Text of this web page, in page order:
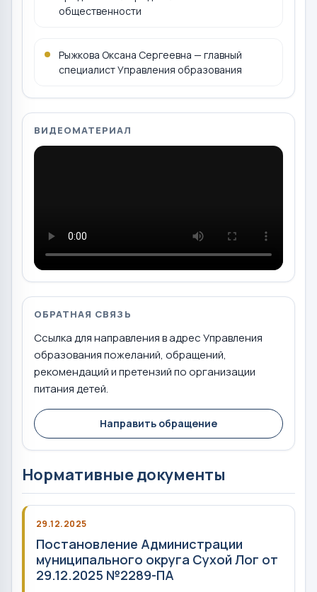
общественности
Рыжкова Оксана Сергеевна — главный
специалист Управления образования
ВИДЕОМАТЕРИАЛ
ОБРАТНАЯ СВЯЗЬ
Ссылка для направления в адрес Управления
образования пожеланий, обращений,
рекомендаций и претензий по организации
питания детей.
Направить обращение
Нормативные документы
29.12.2025
Постановление Администрации
муниципального округа Сухой Лог от
29.12.2025 №2289-ПА